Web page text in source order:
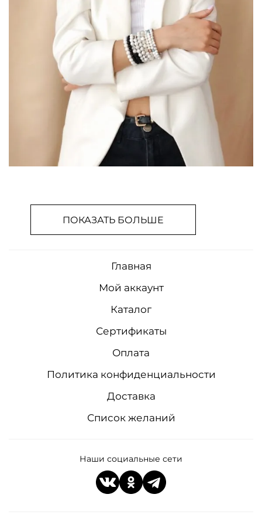
ПОКАЗАТЬ БОЛЬШЕ
Главная
Мой аккаунт
Каталог
Сертификаты
Оплата
Политика конфиденциальности
Доставка
Список желаний
Наши социальные сети